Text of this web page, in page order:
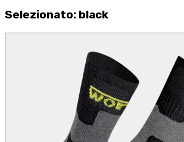
Selezionato: black